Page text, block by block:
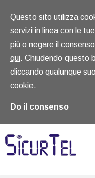
Questo sito utilizza
servizi in linea con le
più o negare il
qui. Chiudendo questo
cliccando qualunque
cookie.
Do il consenso